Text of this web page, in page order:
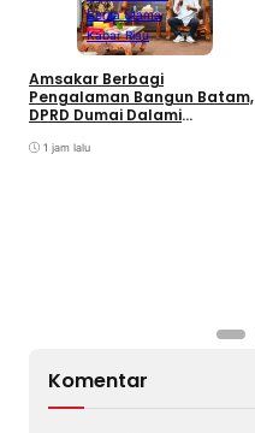
Berita Utama
Kabar Riau
Amsakar Berbagi
Pengalaman Bangun Batam,
DPRD Dumai Dalami
1 jam lalu
Komentar